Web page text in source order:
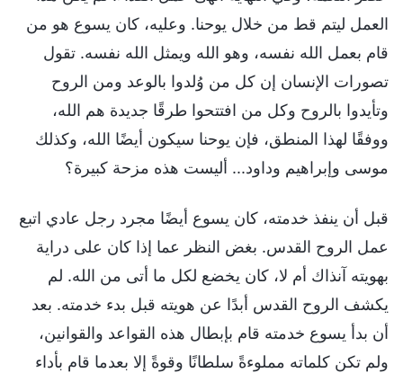
العمل ليتم قط من خلال يوحنا. وعليه، كان يسوع هو من
قام بعمل الله نفسه، وهو الله ويمثل الله نفسه. تقول
تصورات الإنسان إن كل من وُلدوا بالوعد ومن الروح
وتأيدوا بالروح وكل من افتتحوا طرقًا جديدة هم الله،
ووفقًا لهذا المنطق، فإن يوحنا سيكون أيضًا الله، وكذلك
موسى وإبراهيم وداود... أليست هذه مزحة كبيرة؟
قبل أن ينفذ خدمته، كان يسوع أيضًا مجرد رجل عادي اتبع
عمل الروح القدس. بغض النظر عما إذا كان على دراية
بهويته آنذاك أم لا، كان يخضع لكل ما أتى من الله. لم
يكشف الروح القدس أبدًا عن هويته قبل بدء خدمته. بعد
أن بدأ يسوع خدمته قام بإبطال هذه القواعد والقوانين،
ولم تكن كلماته مملوءةً سلطانًا وقوةً إلا بعدما قام بأداء